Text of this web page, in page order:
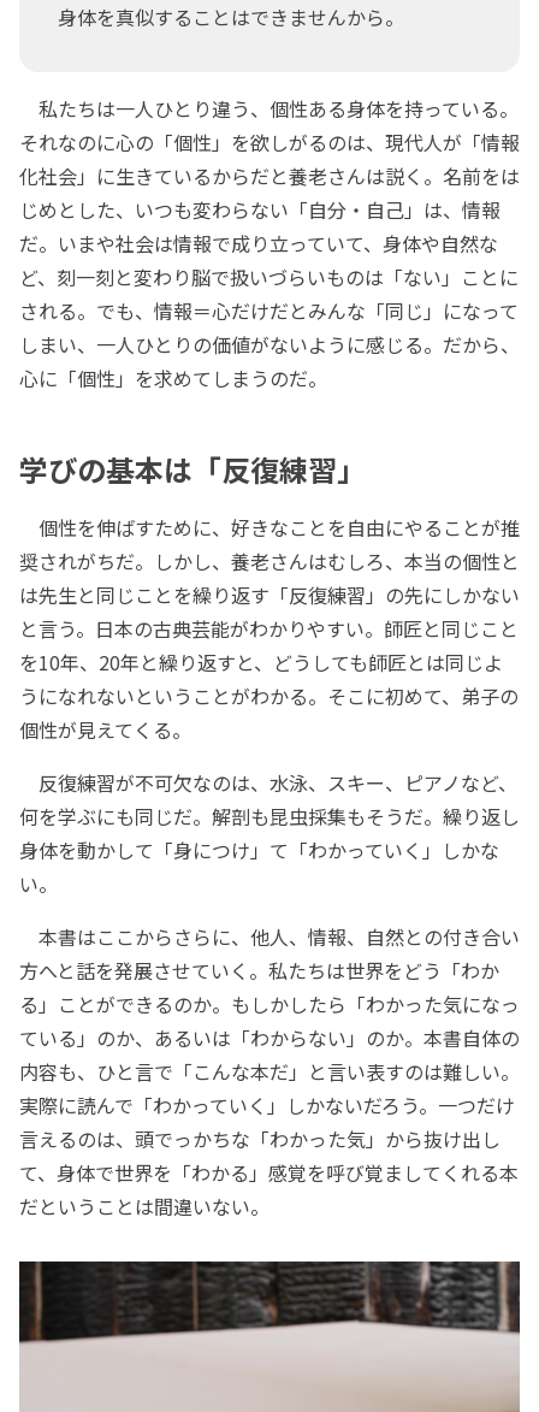
身体を真似することはできませんから。
私たちは一人ひとり違う、個性ある身体を持っている。
それなのに心の「個性」を欲しがるのは、現代人が「情報
化社会」に生きているからだと養老さんは説く。名前をは
じめとした、いつも変わらない「自分・自己」は、情報
だ。いまや社会は情報で成り立っていて、身体や自然な
ど、刻一刻と変わり脳で扱いづらいものは「ない」ことに
される。でも、情報＝心だけだとみんな「同じ」になって
しまい、一人ひとりの価値がないように感じる。だから、
心に「個性」を求めてしまうのだ。
学びの基本は「反復練習」
個性を伸ばすために、好きなことを自由にやることが推
奨されがちだ。しかし、養老さんはむしろ、本当の個性と
は先生と同じことを繰り返す「反復練習」の先にしかない
と言う。日本の古典芸能がわかりやすい。師匠と同じこと
を10年、20年と繰り返すと、どうしても師匠とは同じよ
うになれないということがわかる。そこに初めて、弟子の
個性が見えてくる。
反復練習が不可欠なのは、水泳、スキー、ピアノなど、
何を学ぶにも同じだ。解剖も昆虫採集もそうだ。繰り返し
身体を動かして「身につけ」て「わかっていく」しかな
い。
本書はここからさらに、他人、情報、自然との付き合い
方へと話を発展させていく。私たちは世界をどう「わか
る」ことができるのか。もしかしたら「わかった気になっ
ている」のか、あるいは「わからない」のか。本書自体の
内容も、ひと言で「こんな本だ」と言い表すのは難しい。
実際に読んで「わかっていく」しかないだろう。一つだけ
言えるのは、頭でっかちな「わかった気」から抜け出し
て、身体で世界を「わかる」感覚を呼び覚ましてくれる本
だということは間違いない。